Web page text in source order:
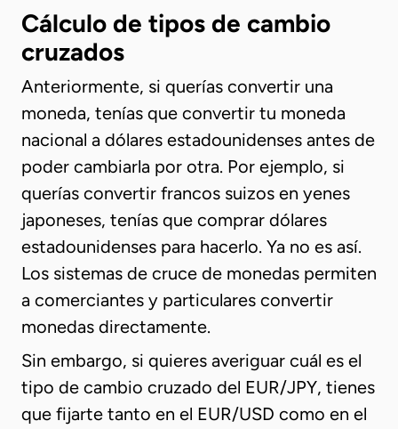
Cálculo de tipos de cambio
cruzados
Anteriormente, si querías convertir una
moneda, tenías que convertir tu moneda
nacional a dólares estadounidenses antes de
poder cambiarla por otra. Por ejemplo, si
querías convertir francos suizos en yenes
japoneses, tenías que comprar dólares
estadounidenses para hacerlo. Ya no es así.
Los sistemas de cruce de monedas permiten
a comerciantes y particulares convertir
monedas directamente.
Sin embargo, si quieres averiguar cuál es el
tipo de cambio cruzado del EUR/JPY, tienes
que fijarte tanto en el EUR/USD como en el